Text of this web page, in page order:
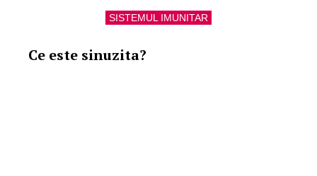
SISTEMUL IMUNITAR
Ce este sinuzita?